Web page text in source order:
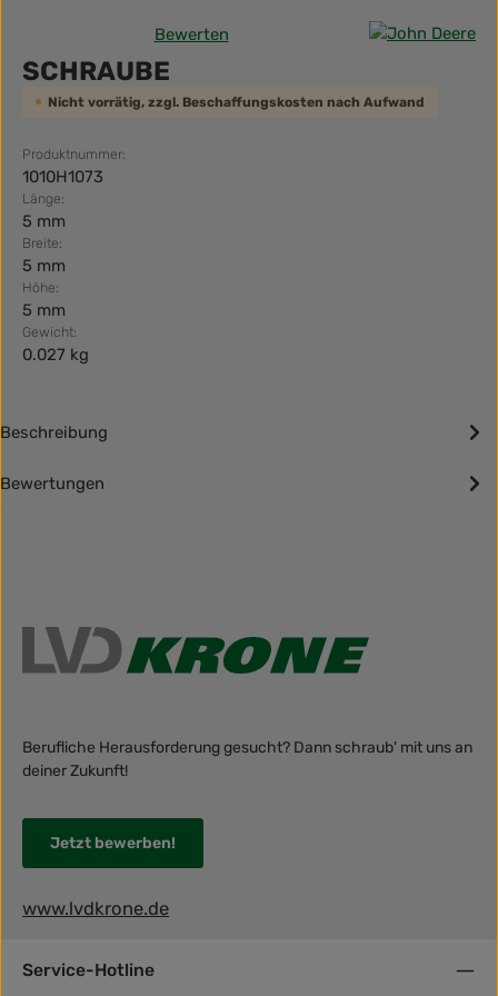
Durchschnittliche Bewertung von 0 von 5 Sternen
Bewerten
SCHRAUBE
Nicht vorrätig, zzgl. Beschaffungskosten nach Aufwand
Produktnummer:
1010H1073
Länge:
5 mm
Breite:
5 mm
Höhe:
5 mm
Gewicht:
0.027 kg
Beschreibung
Bewertungen
Berufliche Herausforderung gesucht? Dann schraub' mit uns an
deiner Zukunft!
Jetzt bewerben!
www.lvdkrone.de
Service-Hotline